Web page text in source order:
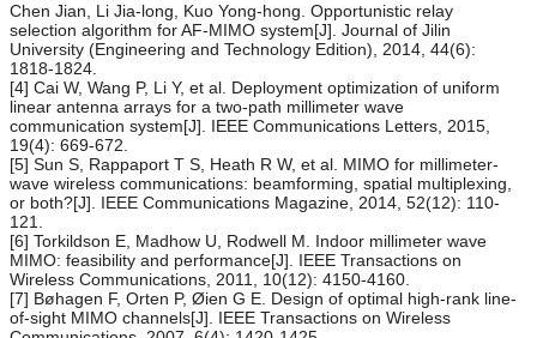
Chen Jian, Li Jia-long, Kuo Yong-hong. Opportunistic relay
selection algorithm for AF-MIMO system[J]. Journal of Jilin
University (Engineering and Technology Edition), 2014, 44(6):
1818-1824.
[4] Cai W, Wang P, Li Y, et al. Deployment optimization of uniform
linear antenna arrays for a two-path millimeter wave
communication system[J]. IEEE Communications Letters, 2015,
19(4): 669-672.
[5] Sun S, Rappaport T S, Heath R W, et al. MIMO for millimeter-
wave wireless communications: beamforming, spatial multiplexing,
or both?[J]. IEEE Communications Magazine, 2014, 52(12): 110-
121.
[6] Torkildson E, Madhow U, Rodwell M. Indoor millimeter wave
MIMO: feasibility and performance[J]. IEEE Transactions on
Wireless Communications, 2011, 10(12): 4150-4160.
[7] Bøhagen F, Orten P, Øien G E. Design of optimal high-rank line-
of-sight MIMO channels[J]. IEEE Transactions on Wireless